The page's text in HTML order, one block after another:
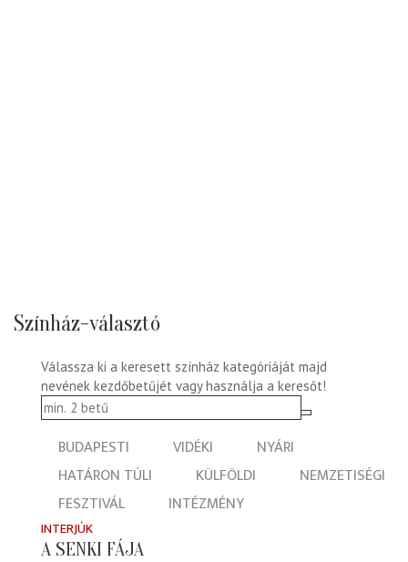
Színház-választó
Válassza ki a keresett színház kategóriáját majd
nevének kezdőbetűjét vagy használja a keresőt!
BUDAPESTI VIDÉKI
NYÁRI
HATÁRON TÚLI
KÜLFÖLDI
NEMZETISÉGI
FESZTIVÁL
INTÉZMÉNY
INTERJÚK
A SENKI FÁJA